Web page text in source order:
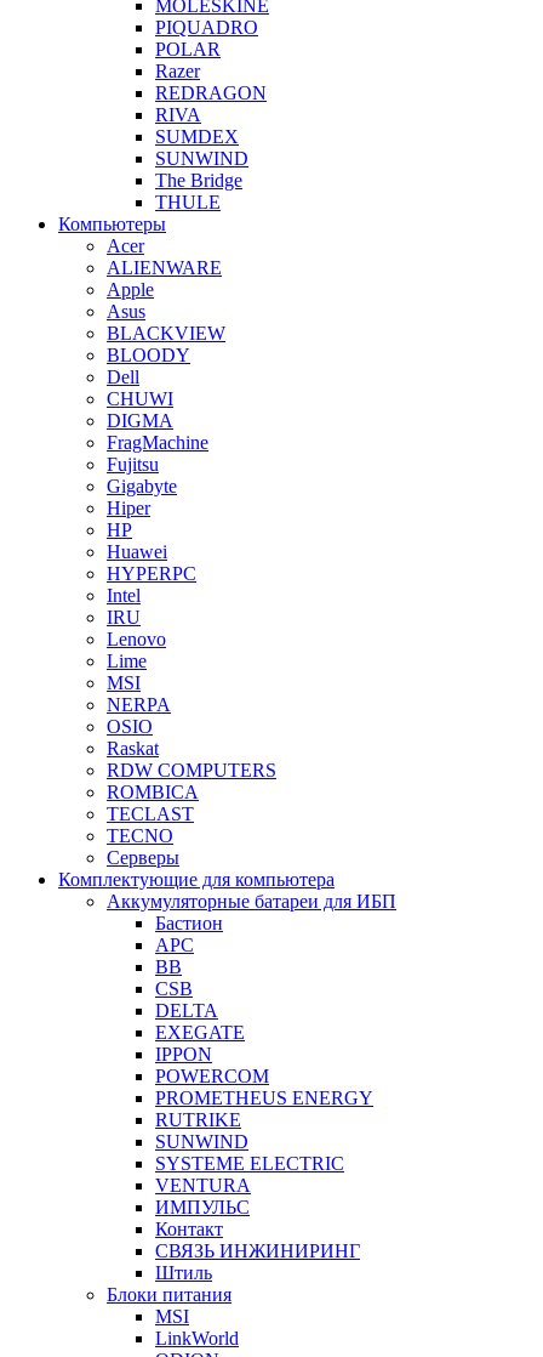
MOLESKINE
PIQUADRO
POLAR
Razer
REDRAGON
RIVA
SUMDEX
SUNWIND
The Bridge
THULE
Компьютеры
Acer
ALIENWARE
Apple
Asus
BLACKVIEW
BLOODY
Dell
CHUWI
DIGMA
FragMachine
Fujitsu
Gigabyte
Hiper
HP
Huawei
HYPERPC
Intel
IRU
Lenovo
Lime
MSI
NERPA
OSIO
Raskat
RDW COMPUTERS
ROMBICA
TECLAST
TECNO
Серверы
Комплектующие для компьютера
Аккумуляторные батареи для ИБП
Бастион
APC
BB
CSB
DELTA
EXEGATE
IPPON
POWERCOM
PROMETHEUS ENERGY
RUTRIKE
SUNWIND
SYSTEME ELECTRIC
VENTURA
ИМПУЛЬС
Контакт
СВЯЗЬ ИНЖИНИРИНГ
Штиль
Блоки питания
MSI
LinkWorld